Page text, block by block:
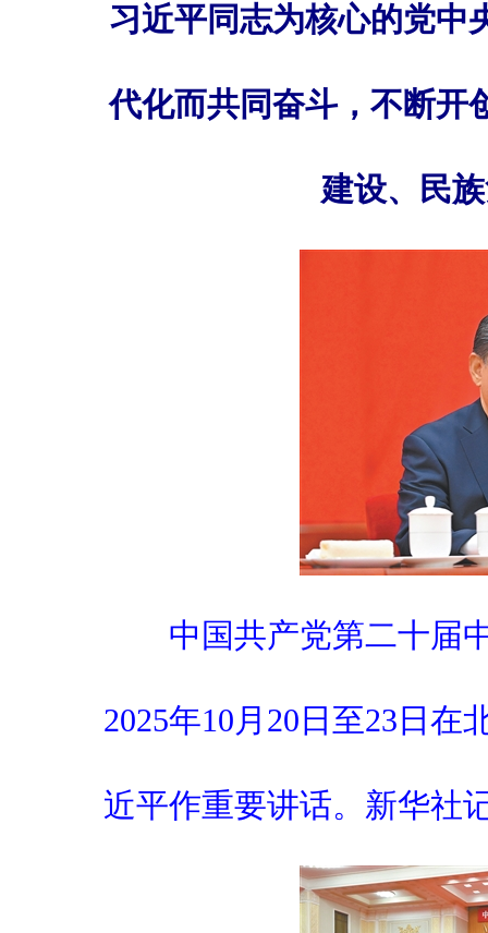
习近平同志为核心的党中
代化而共同奋斗，不断开
建设、民
中国共产党第二十届中
2025年10月20日至23日
近平作重要讲话。新华社